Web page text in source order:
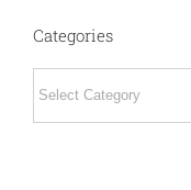
Categories